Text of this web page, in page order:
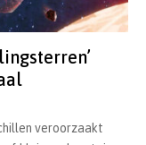
veroorzaakt